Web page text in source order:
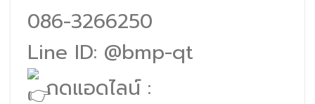
086-3266250
Line ID: @bmp-qt
กดแอดไลน์ :